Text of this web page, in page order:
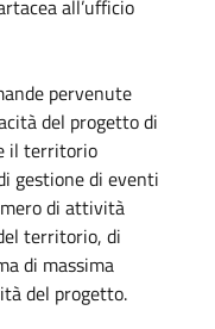
all’ufficio
pervenute
del progetto di
il territorio
gestione di eventi
di attività
territorio, di
di massima
del progetto.